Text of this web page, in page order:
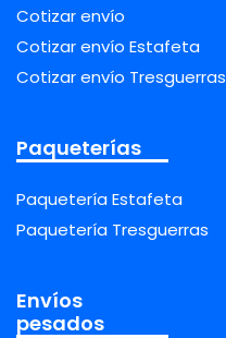
Cotizar envío
Cotizar envío Estafeta
Cotizar envío Tresguerras
Paqueterías
Paquetería Estafeta
Paquetería Tresguerras
Envíos
pesados